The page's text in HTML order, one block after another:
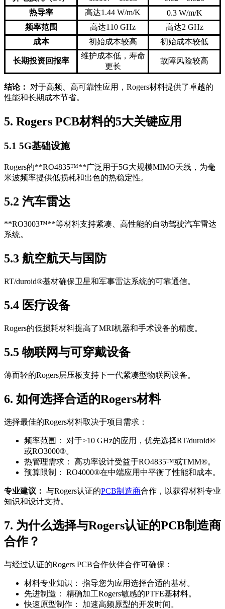
热导率
高达1.44 W/m/K
0.3 W/m/K
频率范围
高达110 GHz
高达2 GHz
成本
初始成本较高 初始成本较低
长期投资回报率
维护成本低，寿命
更长
故障风险较高
结论：
对于高频、高可靠性应用，Rogers材料提供了卓越的
性能和长期成本节省。
5. Rogers PCB材料的5大关键应用
5.1 5G基础设施
Rogers的**RO4835™**广泛用于5G大规模MIMO天线，为毫
米波频率提供低损耗和出色的热稳定性。
5.2 汽车雷达
**RO3003™**等材料支持紧凑、高性能的自动驾驶汽车雷达
系统。
5.3 航空航天与国防
RT/duroid®基材确保卫星和军事雷达系统的可靠通信。
5.4 医疗设备
Rogers的低损耗材料提高了MRI机器和手术设备的精度。
5.5 物联网与可穿戴设备
薄而轻的Rogers层压板支持下一代紧凑型物联网设备。
6. 如何选择合适的Rogers材料
选择最佳的Rogers材料取决于项目需求：
频率范围： 对于>10 GHz的应用，优先选择RT/duroid®
或RO3000®。
热管理需求： 高功率设计受益于RO4835™或TMM®。
预算限制： RO4000®在中端应用中平衡了性能和成本。
专业建议： 与Rogers认证的PCB制造商合作，以获得材料专业
知识和设计支持。
7. 为什么选择与Rogers认证的PCB制造商
合作？
与经过认证的Rogers PCB合作伙伴合作可确保：
材料专业知识： 指导您为应用选择合适的基材。
先进制造： 精确加工Rogers敏感的PTFE基材料。
快速原型制作： 加速高频原型的开发时间。